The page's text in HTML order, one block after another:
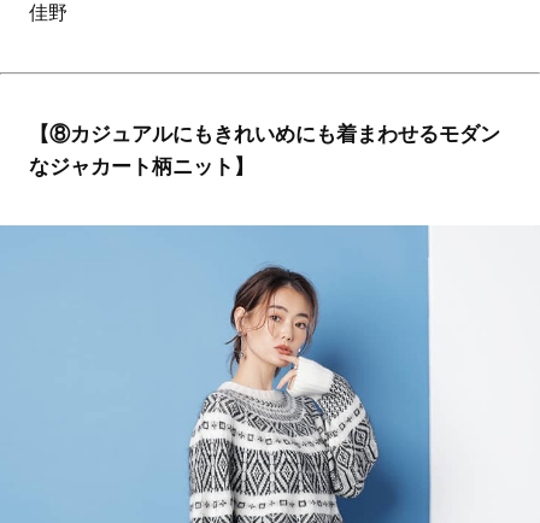
佳野
【⑧カジュアルにもきれいめにも着まわせるモダン
なジャカート柄ニット】